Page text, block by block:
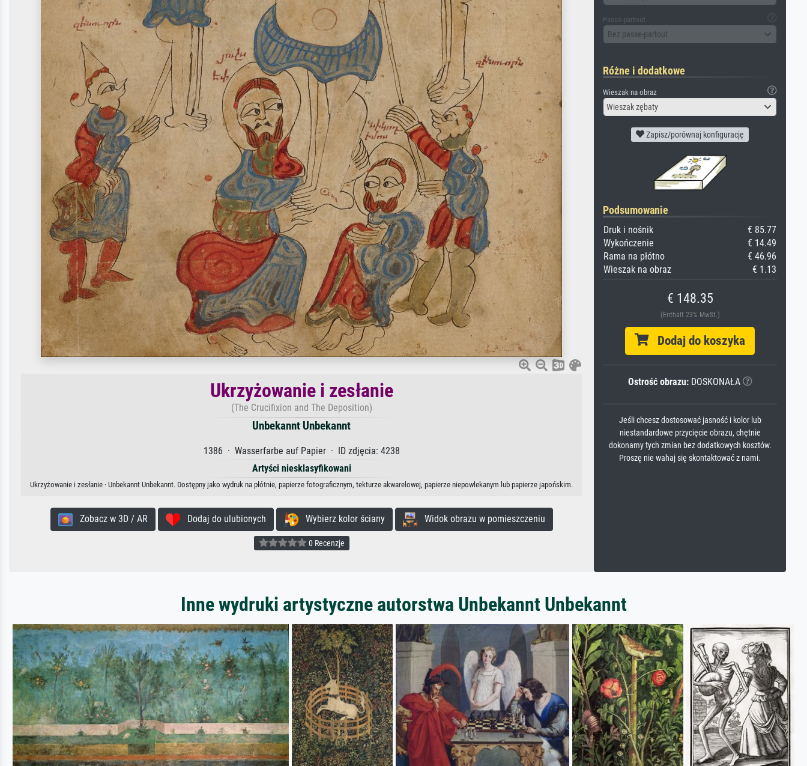
Ukrzyżowanie i zesłanie
(The Crucifixion and The Deposition)
Unbekannt Unbekannt
1386 · Wasserfarbe auf Papier · ID zdjęcia: 4238
Artyści niesklasyfikowani
Ukrzyżowanie i zesłanie · Unbekannt Unbekannt. Dostępny jako wydruk na płótnie, papierze fotograficznym, tekturze akwarelowej, papierze niepowlekanym lub papierze japońskim.
Zobacz w 3D / AR Dodaj do ulubionych Wybierz kolor ściany Widok obrazu w pomieszczeniu
0 Recenzje
Passe-partout
Bez passe-partout
Różne i dodatkowe
Wieszak na obraz
Wieszak zębaty
Zapisz/porównaj konfigurację
Podsumowanie
Druk i nośnik
€ 85.77
Wykończenie
€ 14.49
Rama na płótno
€ 46.96
Wieszak na obraz
€ 1.13
€ 148.35
(Enthält 23% MwSt.)
Dodaj do koszyka
Ostrość obrazu:DOSKONAŁA
Jeśli chcesz dostosować jasność i kolor lub
niestandardowe przycięcie obrazu, chętnie
dokonamy tych zmian bez dodatkowych kosztów.
Proszę nie wahaj się skontaktować z nami.
Inne wydruki artystyczne autorstwa Unbekannt Unbekannt